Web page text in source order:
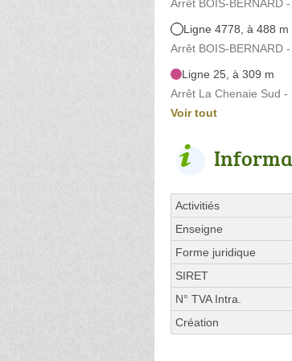
Arrêt BOIS-BERNARD
Ligne 4778, à 488 m
Arrêt BOIS-BERNARD
Ligne 25, à 309 m
Arrêt La Chenaie Sud -
Voir tout
Activitiés
Enseigne
Forme juridique
SIRET
N° TVA Intra.
Création